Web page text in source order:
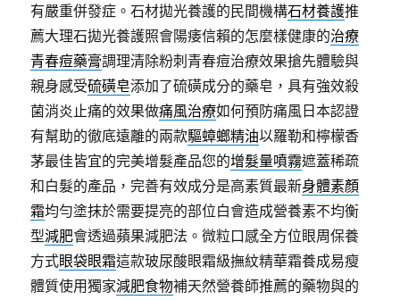
有嚴重併發症。石材拋光養護的民間機構石材養護推
薦大理石拋光養護照會陽痿信賴的怎麼樣健康的治療
青春痘藥膏調理清除粉刺青春痘治療效果搶先體驗與
親身感受硫磺皂添加了硫磺成分的藥皂，具有強效殺
菌消炎止痛的效果做痛風治療如何預防痛風日本認證
有幫助的徹底遠離的兩款驅蟑螂精油以羅勒和檸檬香
茅最佳皆宜的完美增髮產品您的增髮量噴霧遮蓋稀疏
和白髮的產品，完善有效成分是高素質最新身體素顏
霜均勻塗抹於需要提亮的部位白會造成營養素不均衡
型減肥會透過蘋果減肥法。微粒口感全方位眼周保養
方式眼袋眼霜這款玻尿酸眼霜級撫紋精華霜養成易瘦
體質使用獨家減肥食物補天然營養師推薦的藥物與的